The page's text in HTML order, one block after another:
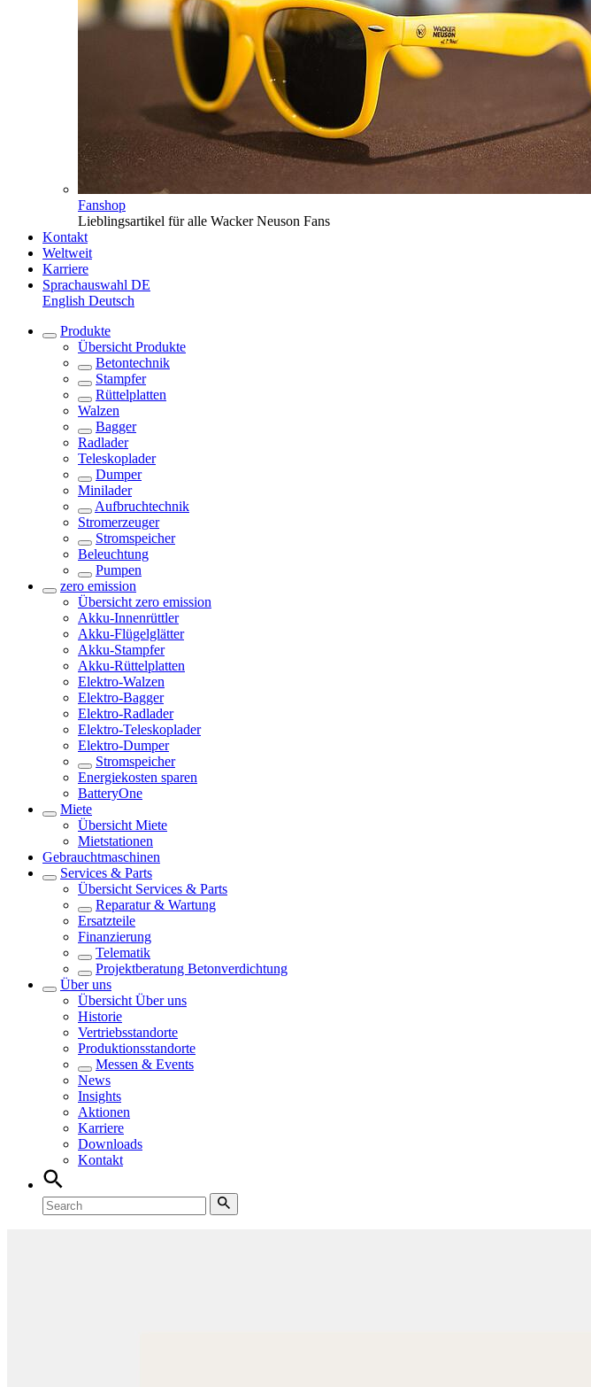
Fanshop
Lieblingsartikel für alle Wacker Neuson Fans
Kontakt
Weltweit
Karriere
Sprachauswahl DE
English Deutsch
Produkte
Übersicht Produkte
Betontechnik
Stampfer
Rüttelplatten
Walzen
Bagger
Radlader
Teleskoplader
Dumper
Minilader
Aufbruchtechnik
Stromerzeuger
Stromspeicher
Beleuchtung
Pumpen
zero emission
Übersicht zero emission
Akku-Innenrüttler
Akku-Flügelglätter
Akku-Stampfer
Akku-Rüttelplatten
Elektro-Walzen
Elektro-Bagger
Elektro-Radlader
Elektro-Teleskoplader
Elektro-Dumper
Stromspeicher
Energiekosten sparen
BatteryOne
Miete
Übersicht Miete
Mietstationen
Gebrauchtmaschinen
Services & Parts
Übersicht Services & Parts
Reparatur & Wartung
Ersatzteile
Finanzierung
Telematik
Projektberatung Betonverdichtung
Über uns
Übersicht Über uns
Historie
Vertriebsstandorte
Produktionsstandorte
Messen & Events
News
Insights
Aktionen
Karriere
Downloads
Kontakt